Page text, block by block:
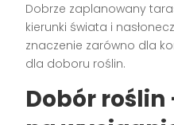
Dobrze zaplanowany
kierunki świata i
znaczenie zarówno dla
dla doboru roślin.
Dobór roślin